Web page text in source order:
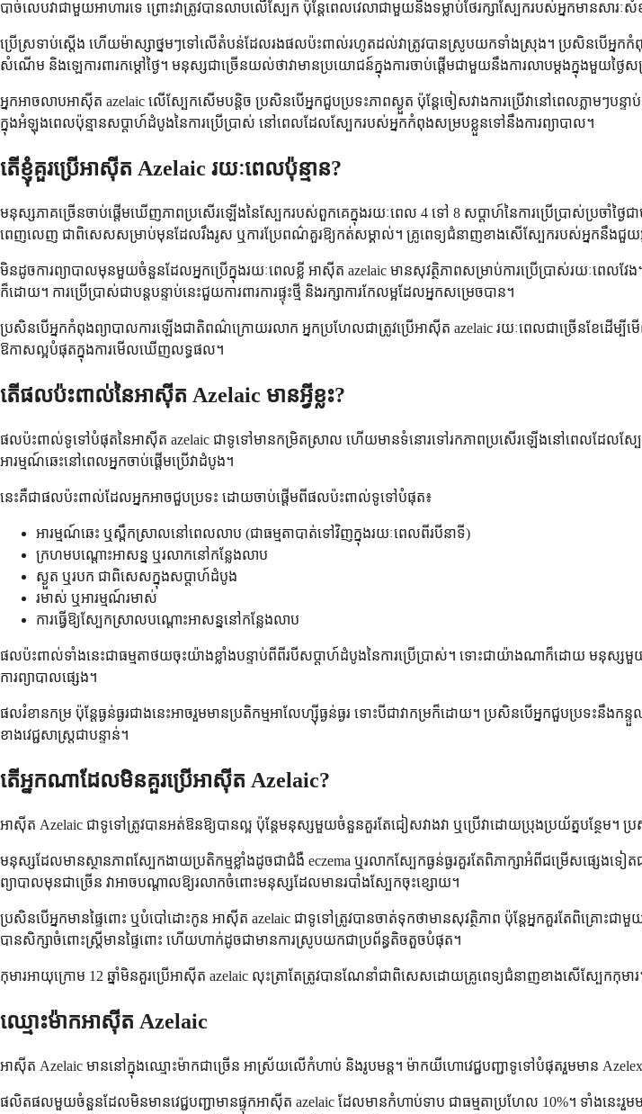
បាច់លេបវាជាមួយអាហារទេ ព្រោះវាត្រូវបានលាបលើស្បែក ប៉ុន្តែពេលវេលាជាមួយនឹងទម្លាប់ថែរក្សាស្បែករបស់អ្នកមានសារៈសំ
ប្រើស្រទាប់ស្តើង ហើយម៉ាស្សាថ្នមៗទៅលើតំបន់ដែលរងផលប៉ះពាល់រហូតដល់វាត្រូវបានស្រូបយកទាំងស្រុង។ ប្រសិនបើអ្នកកំពុ
សំណើម និងឡេការពារកម្តៅថ្ងៃ។ មនុស្សជាច្រើនយល់ថាវាមានប្រយោជន៍ក្នុងការចាប់ផ្តើមជាមួយនឹងការលាបម្តងក្នុងមួយថ្ង
អ្នកអាចលាបអាស៊ីត azelaic លើស្បែកសើមបន្តិច ប្រសិនបើអ្នកជួបប្រទះភាពស្ងួត ប៉ុន្តែចៀសវាងការប្រើវានៅពេលភ្លាមៗប
ក្នុងអំឡុងពេលប៉ុន្មានសប្តាហ៍ដំបូងនៃការប្រើប្រាស់ នៅពេលដែលស្បែករបស់អ្នកកំពុងសម្របខ្លួនទៅនឹងការព្យាបាល។
តើខ្ញុំគួរប្រើអាស៊ីត Azelaic រយៈពេលប៉ុន្មាន?
មនុស្សភាគច្រើនចាប់ផ្តើមឃើញភាពប្រសើរឡើងនៃស្បែករបស់ពួកគេក្នុងរយៈពេល 4 ទៅ 8 សប្តាហ៍នៃការប្រើប្រាស់ប្រ
ពេញលេញ ជាពិសេសសម្រាប់មុនដែលរឹងរូស ឬការប្រែពណ៌គួរឱ្យកត់សម្គាល់។ គ្រូពេទ្យជំនាញខាងសើស្បែករបស់អ្នកនឹងជួយ
មិនដូចការព្យាបាលមុនមួយចំនួនដែលអ្នកប្រើក្នុងរយៈពេលខ្លី អាស៊ីត azelaic មានសុវត្ថិភាពសម្រាប់ការប្រើប្រាស់រយៈពេលវែង
ក៏ដោយ។ ការប្រើប្រាស់ជាបន្តបន្ទាប់នេះជួយការពារការផ្ទុះថ្មី និងរក្សាការកែលម្អដែលអ្នកសម្រេចបាន។
ប្រសិនបើអ្នកកំពុងព្យាបាលការឡើងជាតិពណ៌ក្រោយរលាក អ្នកប្រហែលជាត្រូវប្រើអាស៊ីត azelaic រយៈពេលជាច្រើនខែដើម្
ឱកាសល្អបំផុតក្នុងការមើលឃើញលទ្ធផល។
តើផលប៉ះពាល់នៃអាស៊ីត Azelaic មានអ្វីខ្លះ?
ផលប៉ះពាល់ទូទៅបំផុតនៃអាស៊ីត azelaic ជាទូទៅមានកម្រិតស្រាល ហើយមានទំនោរទៅរកភាពប្រសើរឡើងនៅពេលដែលស្បែ
អារម្មណ៍ឆេះនៅពេលអ្នកចាប់ផ្តើមប្រើវាដំបូង។
នេះគឺជាផលប៉ះពាល់ដែលអ្នកអាចជួបប្រទះ ដោយចាប់ផ្តើមពីផលប៉ះពាល់ទូទៅបំផុត៖
អារម្មណ៍ឆេះ ឬស្ពឹកស្រាលនៅពេលលាប (ជាធម្មតាបាត់ទៅវិញក្នុងរយៈពេលពីរបីនាទី)
ក្រហមបណ្តោះអាសន្ន ឬរលាកនៅកន្លែងលាប
ស្ងួត ឬរបក ជាពិសេសក្នុងសប្តាហ៍ដំបូង
រមាស់ ឬអារម្មណ៍រមាស់
ការធ្វើឱ្យស្បែកស្រាលបណ្តោះអាសន្ននៅកន្លែងលាប
ផលប៉ះពាល់ទាំងនេះជាធម្មតាថយចុះយ៉ាងខ្លាំងបន្ទាប់ពីពីរបីសប្តាហ៍ដំបូងនៃការប្រើប្រាស់។ ទោះជាយ៉ាងណាក៏ដោយ មនុស្ស
ការព្យាបាលផ្សេង។
ផលរំខានកម្រ ប៉ុន្តែធ្ងន់ធ្ងរជាងនេះអាចរួមមានប្រតិកម្មអាលែហ្ស៊ីធ្ងន់ធ្ងរ ទោះបីជាវាកម្រក៏ដោយ។ ប្រសិនបើអ្នកជួបប្រទ
ខាងវេជ្ជសាស្ត្រជាបន្ទាន់។
តើអ្នកណាដែលមិនគួរប្រើអាស៊ីត Azelaic?
អាស៊ីត Azelaic ជាទូទៅត្រូវបានអត់ឱនឱ្យបានល្អ ប៉ុន្តែមនុស្សមួយចំនួនគួរតែជៀសវាងវា ឬប្រើវាដោយប្រុងប្រយ័ត្នបន្ថែម។
មនុស្សដែលមានស្ថានភាពស្បែកងាយប្រតិកម្មខ្លាំងដូចជាជំងឺ eczema ឬរលាកស្បែកធ្ងន់ធ្ងរគួរតែពិភាក្សាអំពីជម្រើសផ្ស
ព្យាបាលមុនជាច្រើន វាអាចបណ្តាលឱ្យរលាកចំពោះមនុស្សដែលមានរបាំងស្បែកចុះខ្សោយ។
ប្រសិនបើអ្នកមានផ្ទៃពោះ ឬបំបៅដោះកូន អាស៊ីត azelaic ជាទូទៅត្រូវបានចាត់ទុកថាមានសុវត្ថិភាព ប៉ុន្តែអ្នកគួរតែពិគ្រោះជាមួ
បានសិក្សាចំពោះស្ត្រីមានផ្ទៃពោះ ហើយហាក់ដូចជាមានការស្រូបយកជាប្រព័ន្ធតិចតួចបំផុត។
កុមារអាយុក្រោម 12 ឆ្នាំមិនគួរប្រើអាស៊ីត azelaic លុះត្រាតែត្រូវបានណែនាំជាពិសេសដោយគ្រូពេទ្យជំនាញខាងសើស្បែកកុម
ឈ្មោះម៉ាកអាស៊ីត Azelaic
អាស៊ីត Azelaic មាននៅក្នុងឈ្មោះម៉ាកជាច្រើន អាស្រ័យលើកំហាប់ និងរូបមន្ត។ ម៉ាកយីហោវេជ្ជបញ្ជាទូទៅបំផុតរួមមាន Azelex
ផលិតផលមួយចំនួនដែលមិនមានវេជ្ជបញ្ជាមានផ្ទុកអាស៊ីត azelaic ដែលមានកំហាប់ទាប ជាធម្មតាប្រហែល 10%។ ទាំងន